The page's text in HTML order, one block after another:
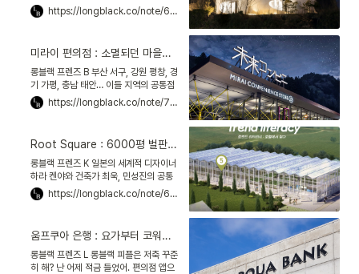
조용한 곳이 좋습니다. 그래서 찾은 곳이
울릉도. 배로만 6시간이 걸리는 쉽지 않
https://longblack.co/note/686
미라이 편의점 : 소멸되던 마을의 폐교, 세상 가장 아름다운 편의점이 되다
롱블랙 프렌즈 B 부산 서구, 강원 평창, 경
기 가평, 충남 태안… 이들 지역의 공통점
이 뭔지 아세요? ‘소멸*’이 우려된다는 겁
니다. 도농격차와 인구절벽이 원인이니
https://longblack.co/note/712
Root Square : 6000평 벌판에 선 스마트팜, 낭만의 광장이 되다
롱블랙 프렌즈 K 일본의 세계적 디자이너
하라 켄야와 건축가 최욱, 민성진의 공통
점이 있습니다. 충북 진천군 이월면에 집
을 지었다는 거예요. 서울 남부터미널에
https://longblack.co/note/687
움프쿠아 은행 : 요가부터 코워킹까지, 머물고 싶은 은행의 탄생
롱블랙 프렌즈 L 롱블랙 피플은 저축 꾸준
히 해? 난 어제 적금 들었어. 편의점 앱으